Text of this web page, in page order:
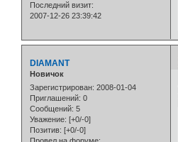
Последний визит:
2007-12-26 23:39:42
DIAMANT
Новичок
Зарегистрирован: 2008-01-04
Приглашений: 0
Сообщений: 5
Уважение: [+0/-0]
Позитив: [+0/-0]